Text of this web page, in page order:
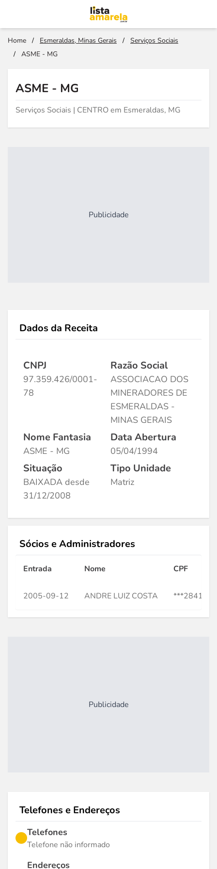
Home / Esmeraldas, Minas Gerais /
Serviços Sociais
/
ASME - MG
ASME - MG
Serviços Sociais | CENTRO em Esmeraldas, MG
Publicidade
Dados da Receita
CNPJ
97.359.426/0001-
78
Razão Social
ASSOCIACAO DOS
MINERADORES DE
ESMERALDAS -
MINAS GERAIS
Nome Fantasia
ASME - MG
Data Abertura
05/04/1994
Situação
BAIXADA desde
31/12/2008
Tipo Unidade
Matriz
Sócios e Administradores
Entrada Nome CPF
2005-09-12 ANDRE LUIZ COSTA
Publicidade
Telefones e Endereços
Telefones
Telefone não informado
Endereços